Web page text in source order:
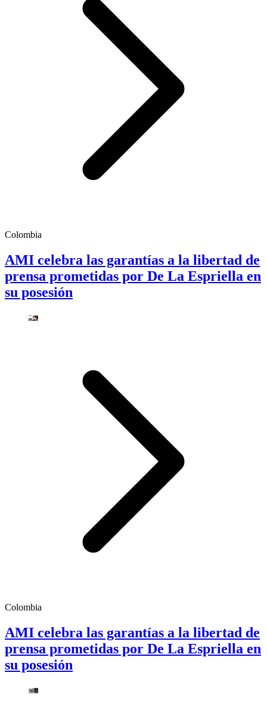
Colombia
AMI celebra las garantías a la libertad de
prensa prometidas por De La Espriella en
su posesión
Colombia
AMI celebra las garantías a la libertad de
prensa prometidas por De La Espriella en
su posesión